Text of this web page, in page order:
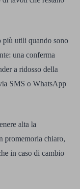
più utili quando sono
una conferma
a ridosso della
SMS o WhatsApp
alta la
promemoria chiaro,
in caso di cambio